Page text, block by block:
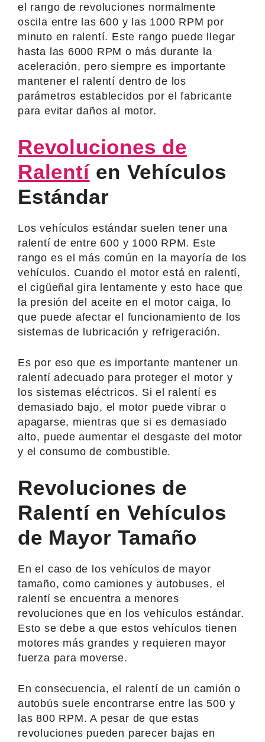
el rango de revoluciones normalmente
oscila entre las 600 y las 1000 RPM por
minuto en ralentí. Este rango puede llegar
hasta las 6000 RPM o más durante la
aceleración, pero siempre es importante
mantener el ralentí dentro de los
parámetros establecidos por el fabricante
para evitar daños al motor.
Revoluciones de
Ralentíen Vehículos
Estándar
Los vehículos estándar suelen tener una
ralentí de entre 600 y 1000 RPM. Este
rango es el más común en la mayoría de los
vehículos. Cuando el motor está en ralentí,
el cigüeñal gira lentamente y esto hace que
la presión del aceite en el motor caiga, lo
que puede afectar el funcionamiento de los
sistemas de lubricación y refrigeración.
Es por eso que es importante mantener un
ralentí adecuado para proteger el motor y
los sistemas eléctricos. Si el ralentí es
demasiado bajo, el motor puede vibrar o
apagarse, mientras que si es demasiado
alto, puede aumentar el desgaste del motor
y el consumo de combustible.
Revoluciones de
Ralentí en Vehículos
de Mayor Tamaño
En el caso de los vehículos de mayor
tamaño, como camiones y autobuses, el
ralentí se encuentra a menores
revoluciones que en los vehículos estándar.
Esto se debe a que estos vehículos tienen
motores más grandes y requieren mayor
fuerza para moverse.
En consecuencia, el ralentí de un camión o
autobús suele encontrarse entre las 500 y
las 800 RPM. A pesar de que estas
revoluciones pueden parecer bajas en